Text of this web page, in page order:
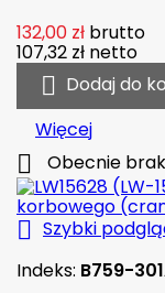
132,00 zł brutto
107,32 zł netto
 Dodaj do
Więcej
 Obecnie
 Szybki
Indeks: B759-